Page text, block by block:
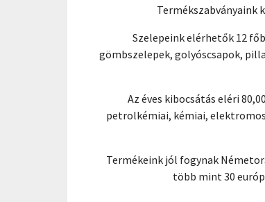
Termékszabványaink
Szelepeink elérhetők 12
gömbszelepek, golyóscsapok,
Az éves kibocsátás eléri
petrolkémiai, kémiai,
Termékeink jól fogynak
több mint 30